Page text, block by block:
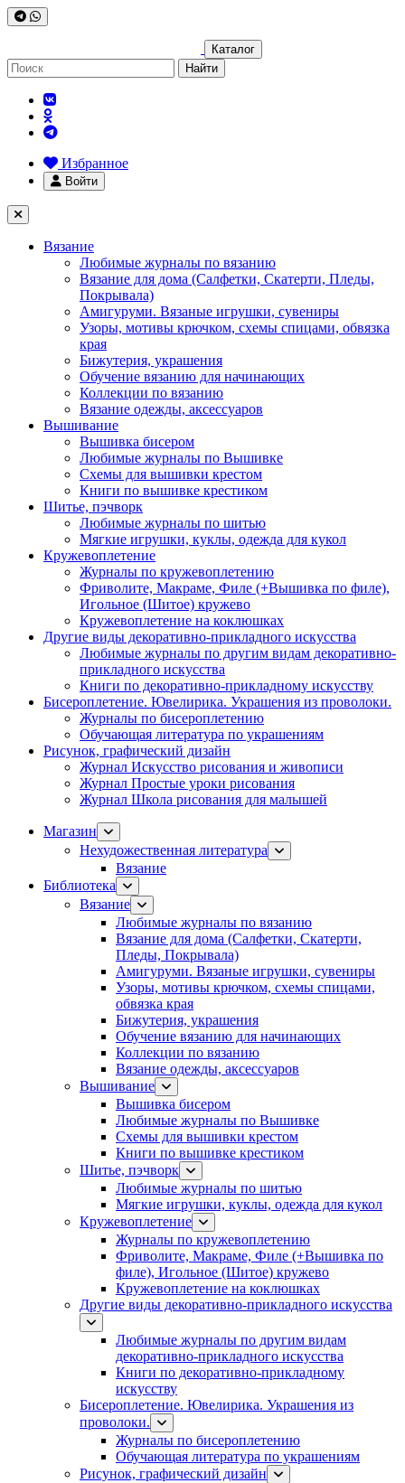
Каталог
Найти
Избранное
Войти
Вязание
Любимые журналы по вязанию
Вязание для дома (Салфетки, Скатерти, Пледы,
Покрывала)
Амигуруми. Вязаные игрушки, сувениры
Узоры, мотивы крючком, схемы спицами, обвязка
края
Бижутерия, украшения
Обучение вязанию для начинающих
Коллекции по вязанию
Вязание одежды, аксессуаров
Вышивание
Вышивка бисером
Любимые журналы по Вышивке
Схемы для вышивки крестом
Книги по вышивке крестиком
Шитье, пэчворк
Любимые журналы по шитью
Мягкие игрушки, куклы, одежда для кукол
Кружевоплетение
Журналы по кружевоплетению
Фриволите, Макраме, Филе (+Вышивка по филе),
Игольное (Шитое) кружево
Кружевоплетение на коклюшках
Другие виды декоративно-прикладного искусства
Любимые журналы по другим видам декоративно-
прикладного искусства
Книги по декоративно-прикладному искусству
Бисероплетение. Ювелирика. Украшения из проволоки.
Журналы по бисероплетению
Обучающая литература по украшениям
Рисунок, графический дизайн
Журнал Искусство рисования и живописи
Журнал Простые уроки рисования
Журнал Школа рисования для малышей
Магазин
Нехудожественная литература
Вязание
Библиотека
Вязание
Любимые журналы по вязанию
Вязание для дома (Салфетки, Скатерти,
Пледы, Покрывала)
Амигуруми. Вязаные игрушки, сувениры
Узоры, мотивы крючком, схемы спицами,
обвязка края
Бижутерия, украшения
Обучение вязанию для начинающих
Коллекции по вязанию
Вязание одежды, аксессуаров
Вышивание
Вышивка бисером
Любимые журналы по Вышивке
Схемы для вышивки крестом
Книги по вышивке крестиком
Шитье, пэчворк
Любимые журналы по шитью
Мягкие игрушки, куклы, одежда для кукол
Кружевоплетение
Журналы по кружевоплетению
Фриволите, Макраме, Филе (+Вышивка по
филе), Игольное (Шитое) кружево
Кружевоплетение на коклюшках
Другие виды декоративно-прикладного искусства
Любимые журналы по другим видам
декоративно-прикладного искусства
Книги по декоративно-прикладному
искусству
Бисероплетение. Ювелирика. Украшения из
проволоки.
Журналы по бисероплетению
Обучающая литература по украшениям
Рисунок, графический дизайн